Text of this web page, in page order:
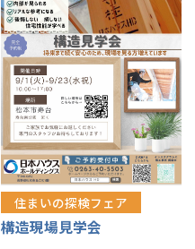
住まいの探検フェア
構造現場見学会